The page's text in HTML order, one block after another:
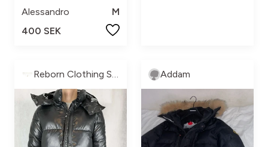
Alessandro
M
400 SEK
Reborn Clothing Sweden Addam